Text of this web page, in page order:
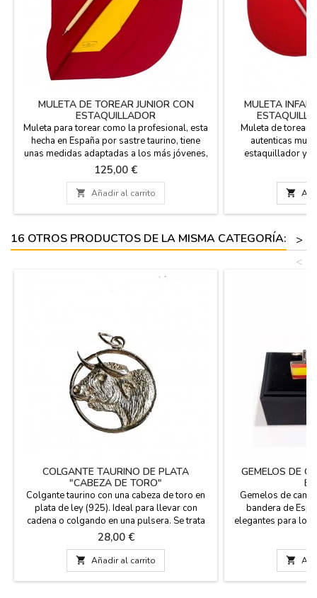
MULETA DE TOREAR JUNIOR CON
ESTAQUILLADOR
Muleta para torear como la profesional, esta
hecha en España por sastre taurino, tiene
unas medidas adaptadas a los más jóvenes,
(modelo junior). Pesa 1 kg y sus medidas son
124 cm x 74 cm. Incluye en el precio el
estaquillador, y puedes comprar a parte la
ayuda de aluminio. PUEDES
PERSONALIZARLO CON UN NOMBRE,
TRES...
Precio
125,00 €
 Añadir al carrito
MULETA
Muleta de torear
autenticas
estaquillador y
para niños de 2 a
España. Pesa
Para jugar los
casa. PUEDES
NOMBRE,

16 OTROS PRODUCTOS DE LA MISMA CATEGORÍA:
>
<
COLGANTE TAURINO DE PLATA
"CABEZA DE TORO"
Colgante taurino con una cabeza de toro en
plata de ley (925). Ideal para llevar con
cadena o colgando en una pulsera. Se trata
de un colgante imprescindible para los
toreros y aficionados taurinos. Hecho en
España. Medida: diámetro 1,8 cm
Precio
28,00 €
 Añadir al carrito
GEMELOS DE
Gemelos de
bandera de
elegantes para los
